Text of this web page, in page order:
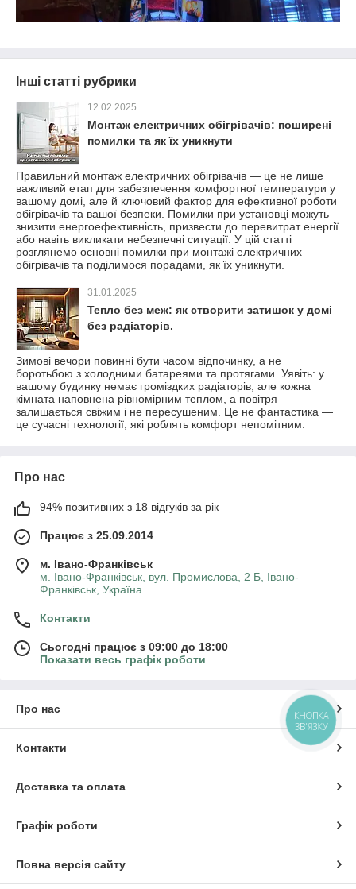
Інші статті рубрики
12.02.2025
Монтаж електричних обігрівачів: поширені
помилки та як їх уникнути
Правильний монтаж електричних обігрівачів — це не лише
важливий етап для забезпечення комфортної температури у
вашому домі, але й ключовий фактор для ефективної роботи
обігрівачів та вашої безпеки. Помилки при установці можуть
знизити енергоефективність, призвести до перевитрат енергії
або навіть викликати небезпечні ситуації. У цій статті
розглянемо основні помилки при монтажі електричних
обігрівачів та поділимося порадами, як їх уникнути.
31.01.2025
Тепло без меж: як створити затишок у домі
без радіаторів.
Зимові вечори повинні бути часом відпочинку, а не
боротьбою з холодними батареями та протягами. Уявіть: у
вашому будинку немає громіздких радіаторів, але кожна
кімната наповнена рівномірним теплом, а повітря
залишається свіжим і не пересушеним. Це не фантастика —
це сучасні технології, які роблять комфорт непомітним.
Про нас
94% позитивних з 18 відгуків за рік
Працює з 25.09.2014
м. Івано-Франківськ
м. Івано-Франківськ, вул. Промислова, 2 Б, Івано-
Франківськ, Україна
Контакти
Сьогодні працює з 09:00 до 18:00
Показати весь графік роботи
Про нас
Контакти
Доставка та оплата
Графік роботи
Повна версія сайту
КНОПКА
ЗВ'ЯЗКУ